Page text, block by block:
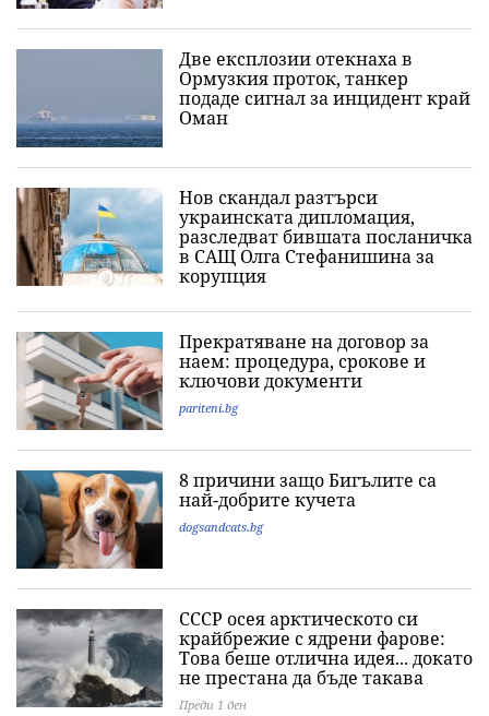
Две експлозии отекнаха в
Ормузкия проток, танкер
подаде сигнал за инцидент край
Оман
Нов скандал разтърси
украинската дипломация,
разследват бившата посланичка
в САЩ Олга Стефанишина за
корупция
Прекратяване на договор за
наем: процедура, срокове и
ключови документи
pariteni.bg
8 причини защо Бигълите са
най-добрите кучета
dogsandcats.bg
СССР осея арктическото си
крайбрежие с ядрени фарове:
Това беше отлична идея... докато
не престана да бъде такава
Преди 1 ден